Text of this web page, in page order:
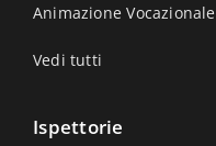
Animazione Vocazionale
Vedi tutti
Ispettorie